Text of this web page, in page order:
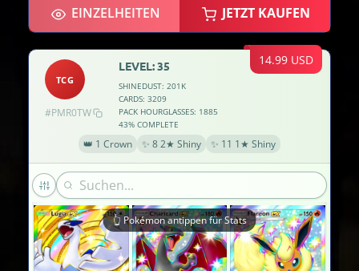
EINZELHEITEN JETZT KAUFEN
14.99 USD
TCG
#PMR0TW
LEVEL: 35
SHINEDUST: 201K
CARDS: 3209
PACK HOURGLASSES: 1885
43% COMPLETE
👑 1 Crown ✨ 8 2★ Shiny ✨ 11 1★ Shiny
👆 Pokémon antippen für Stats